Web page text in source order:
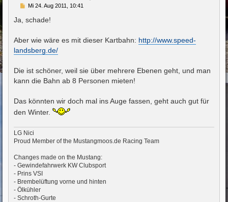
B
i
a
g
Mi 24. Aug 2011, 10:41
Ja, schade!
Aber wie wäre es mit dieser Kartbahn: http://www.speed-
landsberg.de/
Die ist schöner, weil sie über mehrere Ebenen geht, und man
kann die Bahn ab 8 Personen mieten!
Das könnten wir doch mal ins Auge fassen, geht auch gut für
den Winter.
LG Nici
Proud Member of the Mustangmoos.de Racing Team
Changes made on the Mustang:
- Gewindefahrwerk KW Clubsport
- Prins VSI
- Brembelüftung vorne und hinten
- Ölkühler
- Schroth-Gurte